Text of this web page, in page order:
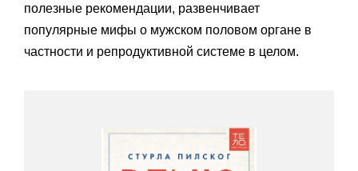
полезные рекомендации, развенчивает
популярные мифы о мужском половом органе в
частности и репродуктивной системе в целом.